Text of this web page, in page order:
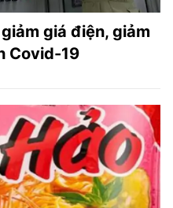
giá điện, giảm
Covid-19